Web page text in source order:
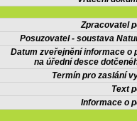
Zpracovatel
Posuzovatel - soustava
Datum zveřejnění informace o
na úřední desce
Termín pro zaslání
Text
Informace o